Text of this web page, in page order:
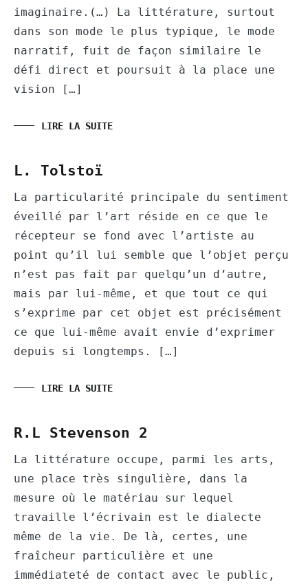
imaginaire.(…) La littérature, surtout
dans son mode le plus typique, le mode
narratif, fuit de façon similaire le
défi direct et poursuit à la place une
vision […]
LIRE LA SUITE
L. Tolstoï
La particularité principale du sentiment
éveillé par l’art réside en ce que le
récepteur se fond avec l’artiste au
point qu’il lui semble que l’objet perçu
n’est pas fait par quelqu’un d’autre,
mais par lui-même, et que tout ce qui
s’exprime par cet objet est précisément
ce que lui-même avait envie d’exprimer
depuis si longtemps. […]
LIRE LA SUITE
R.L Stevenson 2
La littérature occupe, parmi les arts,
une place très singulière, dans la
mesure où le matériau sur lequel
travaille l’écrivain est le dialecte
même de la vie. De là, certes, une
fraîcheur particulière et une
immédiateté de contact avec le public,